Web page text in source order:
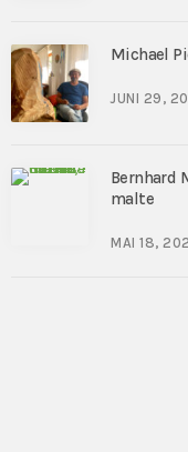
Michael
JUNI 29,
Bernhard
malte
MAI 18,